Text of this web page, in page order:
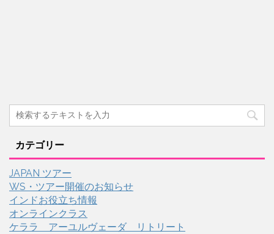
カテゴリー
JAPAN ツアー
WS・ツアー開催のお知らせ
インドお役立ち情報
オンラインクラス
ケララ アーユルヴェーダ リトリート